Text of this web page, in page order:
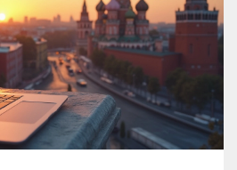
и их воздействия на